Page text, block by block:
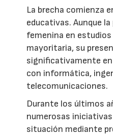
La brecha comienza
educativas. Aunque
femenina en
mayoritaria, su
significativamente
con informática,
telecomunicaciones.
Durante los últimos
numerosas
situación mediante